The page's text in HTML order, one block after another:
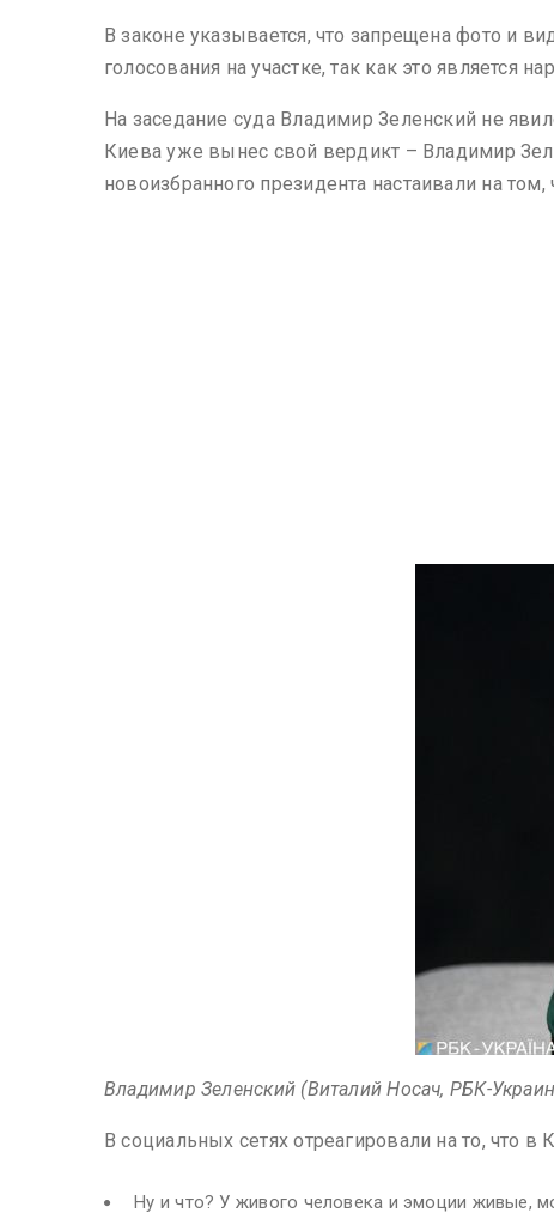
В законе указывается, что запрещена фото и
голосования на участке, так как это является
На заседание суда Владимир Зеленский не
Киева уже вынес свой вердикт – Владимир
новоизбранного президента настаивали на
Владимир Зеленский (Виталий Носач, РБК-
В социальных сетях отреагировали на то, что
Ну и что? У живого человека и эмоции живые,